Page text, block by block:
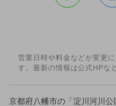
営業日時や料金などが変更
す。最新の情報は公式HPな
京都府八幡市の「淀川河川